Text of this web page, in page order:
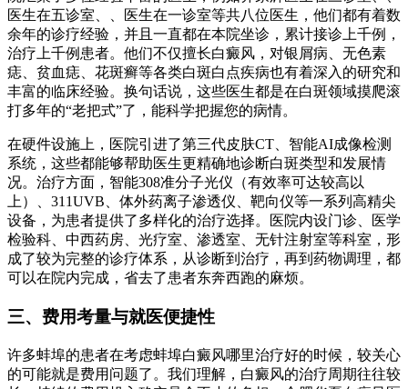
医生在五诊室、、医生在一诊室等共八位医生，他们都有着数
余年的诊疗经验，并且一直都在本院坐诊，累计接诊上千例，
治疗上千例患者。他们不仅擅长白癜风，对银屑病、无色素
痣、贫血痣、花斑癣等各类白斑白点疾病也有着深入的研究和
丰富的临床经验。换句话说，这些医生都是在白斑领域摸爬滚
打多年的“老把式”了，能科学把握您的病情。
在硬件设施上，医院引进了第三代皮肤CT、智能AI成像检测
系统，这些都能够帮助医生更精确地诊断白斑类型和发展情
况。治疗方面，智能308准分子光仪（有效率可达较高以
上）、311UVB、体外药离子渗透仪、靶向仪等一系列高精尖
设备，为患者提供了多样化的治疗选择。医院内设门诊、医学
检验科、中西药房、光疗室、渗透室、无针注射室等科室，形
成了较为完整的诊疗体系，从诊断到治疗，再到药物调理，都
可以在院内完成，省去了患者东奔西跑的麻烦。
三、费用考量与就医便捷性
许多蚌埠的患者在考虑蚌埠白癜风哪里治疗好的时候，较关心
的可能就是费用问题了。我们理解，白癜风的治疗周期往往较